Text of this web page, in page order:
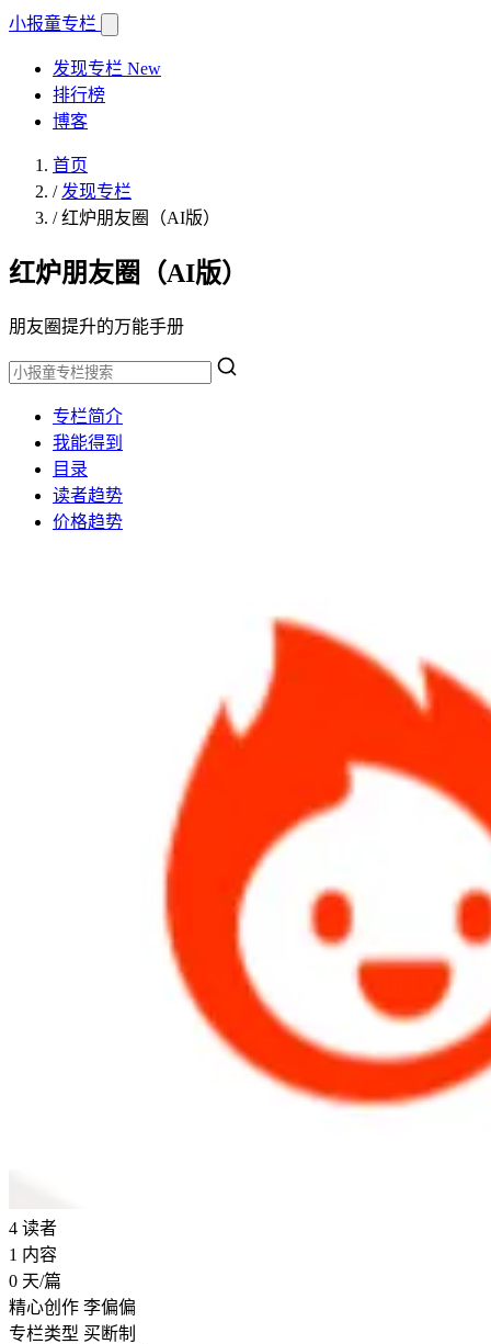
小报童专栏
发现专栏 New
排行榜
博客
首页
/ 发现专栏
/红炉朋友圈（AI版）
红炉朋友圈（AI版）
朋友圈提升的万能手册
专栏简介
我能得到
目录
读者趋势
价格趋势
4 读者
1 内容
0 天/篇
精心创作 李偏偏
专栏类型 买断制